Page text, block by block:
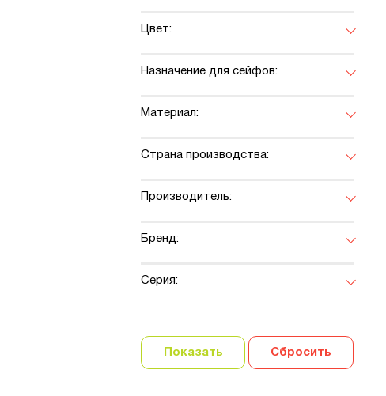
Цвет:
Назначение для сейфов:
Материал:
Страна производства:
Производитель:
Бренд:
Серия:
Показать Сбросить